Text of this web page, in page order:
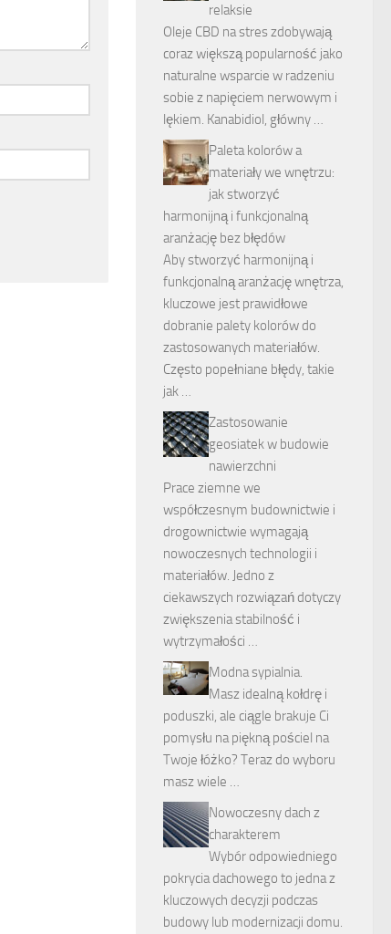
relaksie
Oleje CBD na stres zdobywają
coraz większą popularność jako
naturalne wsparcie w radzeniu
sobie z napięciem nerwowym i
lękiem. Kanabidiol, główny …
Paleta kolorów a
materiały we wnętrzu:
jak stworzyć
harmonijną i funkcjonalną
aranżację bez błędów
Aby stworzyć harmonijną i
funkcjonalną aranżację wnętrza,
kluczowe jest prawidłowe
dobranie palety kolorów do
zastosowanych materiałów.
Często popełniane błędy, takie
jak …
Zastosowanie
geosiatek w budowie
nawierzchni
Prace ziemne we
współczesnym budownictwie i
drogownictwie wymagają
nowoczesnych technologii i
materiałów. Jedno z
ciekawszych rozwiązań dotyczy
zwiększenia stabilność i
wytrzymałości …
Modna sypialnia.
Masz idealną kołdrę i
poduszki, ale ciągle brakuje Ci
pomysłu na piękną pościel na
Twoje łóżko? Teraz do wyboru
masz wiele …
Nowoczesny dach z
charakterem
Wybór odpowiedniego
pokrycia dachowego to jedna z
kluczowych decyzji podczas
budowy lub modernizacji domu.